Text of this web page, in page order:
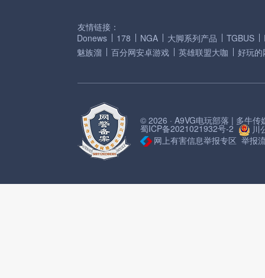
友情链接：
Donews
178 NGA 大脚系列产品 TGBUS
魅族溜
百分网安卓游戏 英雄联盟大咖 好玩的
© 2026 · A9VG电玩部落 | 多牛传
蜀ICP备2021021932号-2
川
网上有害信息举报专区 举报